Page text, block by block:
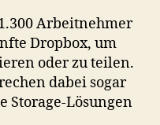
Arbeitnehmer
Dropbox, um
oder zu teilen.
dabei sogar
Storage-Lösungen